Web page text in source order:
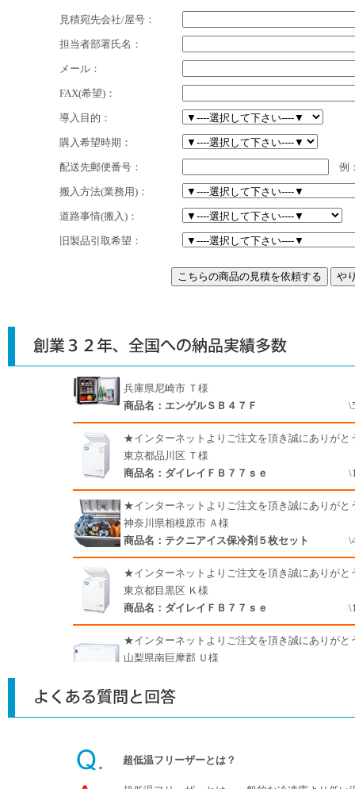
見積宛先会社/屋号：
担当者部署氏名：
メール：
FAX(希望)：
導入目的：
購入希望時期：
配送先郵便番号： 例
搬入方法(業務用)：
道路事情(搬入)：
旧製品引取希望：
超低温フリーザーとは？